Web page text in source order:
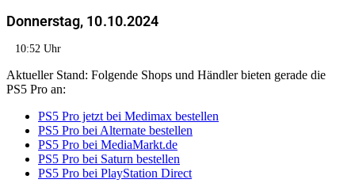
Donnerstag, 10.10.2024
10:52 Uhr
Aktueller Stand: Folgende Shops und Händler bieten gerade die
PS5 Pro an:
PS5 Pro jetzt bei Medimax bestellen
PS5 Pro bei Alternate bestellen
PS5 Pro bei MediaMarkt.de
PS5 Pro bei Saturn bestellen
PS5 Pro bei PlayStation Direct